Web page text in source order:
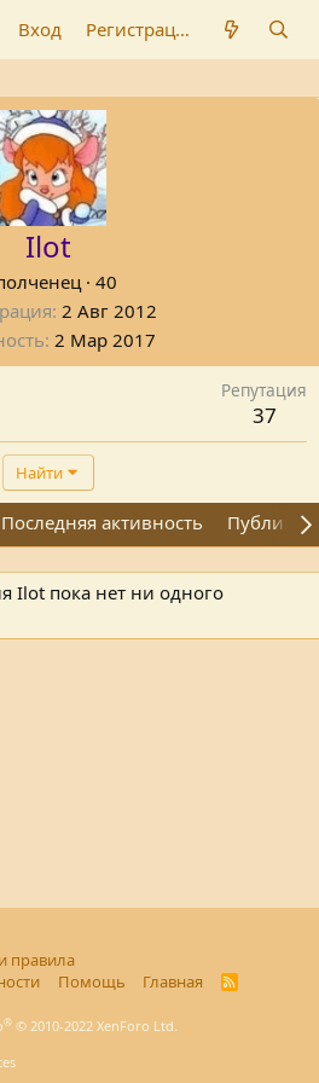
Вход Регистрация
Ilot
· 40
2 Авг 2012
2 Мар 2017
Репутация
37
Найти
Последняя активность
Ilot пока нет ни одного
правила
Помощь Главная
R
® © 2010-2022 XenForo Ltd.